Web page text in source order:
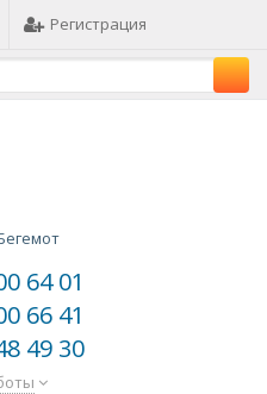
Регистрация
64 01
66 41
49 30